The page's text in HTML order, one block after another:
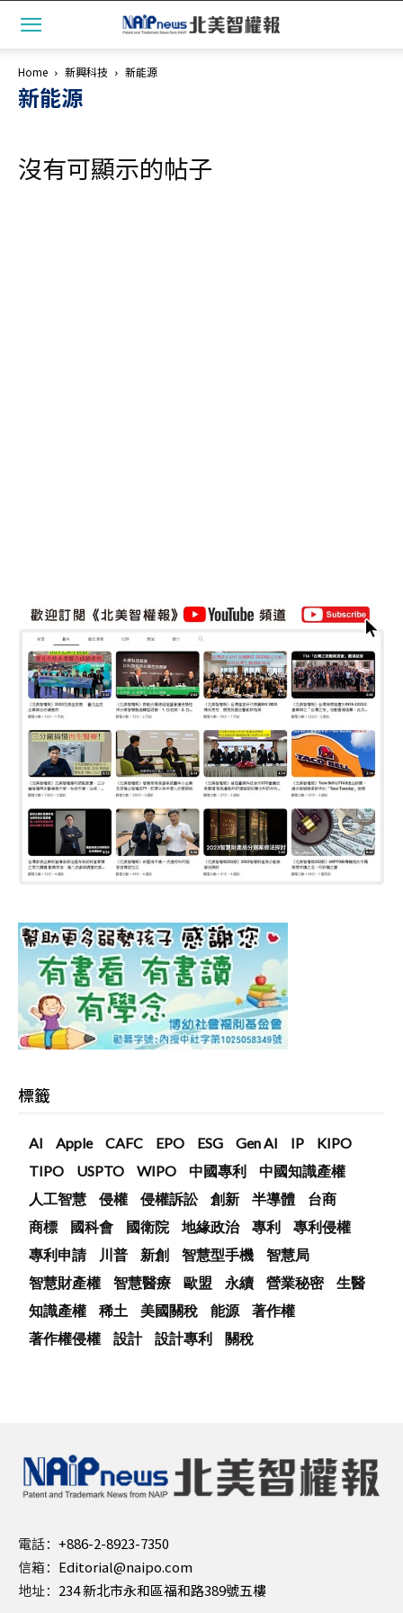
Home 新興科技 新能源
新能源
沒有可顯示的帖子
標籤
AI Apple CAFC EPO ESG Gen AI IP
KIPO
TIPO
USPTO WIPO 中國專利
中國知識產權
人工智慧
侵權 侵權訴訟 創新 半導體
台商
商標
國科會 國衛院 地緣政治 專利
專利侵權
專利申請
川普 新創 智慧型手機
智慧局
智慧財產權
智慧醫療 歐盟 永續 營業秘密
生醫
知識產權
稀土 美國關稅 能源
著作權
著作權侵權
設計 設計專利 關稅
電話： +886-2-8923-7350
信箱： Editorial@naipo.com
地址： 234 新北市永和區福和路389號五樓